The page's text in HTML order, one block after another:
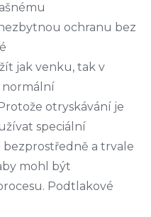
ochranu bez
jak venku, tak v
normální
otryskávání je
speciální
bezprostředně a trvale
mohl být
Podtlakové